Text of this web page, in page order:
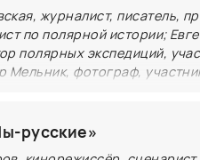
журналист, писатель,
по полярной истории;
полярных экспедиций,
Мельник, фотограф,
о покорении
русские»